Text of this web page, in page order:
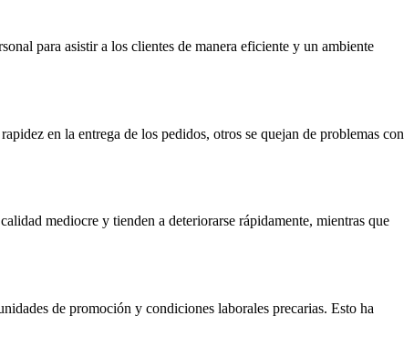
para asistir a los clientes de manera eficiente y un ambiente
en la entrega de los pedidos, otros se quejan de problemas con
mediocre y tienden a deteriorarse rápidamente, mientras que
de promoción y condiciones laborales precarias. Esto ha